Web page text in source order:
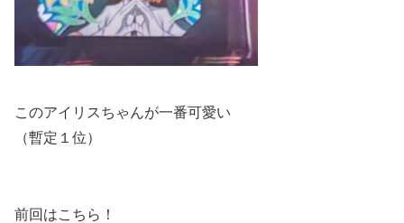
このアイリスちゃんが一番可愛い
（暫定１位）
前回はこちら！